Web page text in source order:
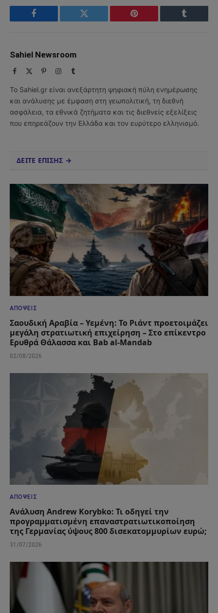
Facebook Twitter Pinterest Tumblr
Sahiel Newsroom
Facebook PinterestInstagram
Tumblr
Το Sahiel.gr είναι ανεξάρτητη ψηφιακή πύλη ενημέρωσης
και ανάλυσης με έμφαση στη γεωπολιτική, τη διεθνή
ασφάλεια, τα εθνικά ζητήματα και τις διεθνείς εξελίξεις
που επηρεάζουν την Ελλάδα και τον ευρύτερο ελληνισμό.
ΔΕΙΤΕ ΕΠΙΣΗΣ →
ΑΠΌΨΕΙΣ
Σαουδική Αραβία – Υεμένη: Το Ριάντ προετοιμάζει
μεγάλη στρατιωτική επιχείρηση – Στο επίκεντρο
Ερυθρά Θάλασσα και Bab al-Mandab
02/08/2026
ΑΠΌΨΕΙΣ
Ανάλυση Andrew Korybko: Τι οδηγεί την
προγραμματισμένη επαναστρατιωτικοποίηση
της Γερμανίας ύψους 800 δισεκατομμυρίων ευρώ;
31/07/2026